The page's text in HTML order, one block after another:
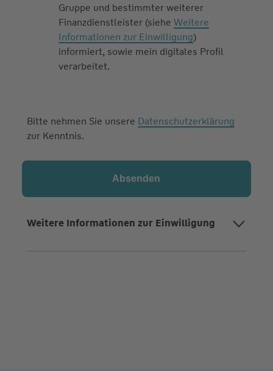
Gruppe und bestimmter weiterer
Finanzdienstleister (siehe Weitere
Informationen zur Einwilligung)
informiert, sowie mein digitales Profil
verarbeitet.
Bitte nehmen Sie unsere Datenschutzerklärung
zur Kenntnis.
Weitere Informationen zur Einwilligung